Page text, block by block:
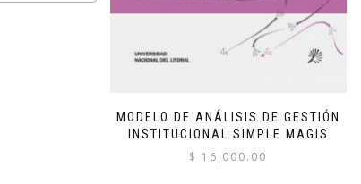
MODELO DE ANÁLISIS DE GESTIÓN
INSTITUCIONAL SIMPLE MAGIS
$ 16,000.00